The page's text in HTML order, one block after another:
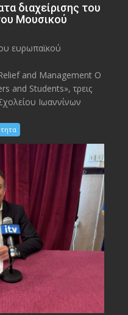
διαχείρισης του
Μουσικού
ευρωπαϊκού
and Management O
and Students», τρεις
Ιωαννίνων